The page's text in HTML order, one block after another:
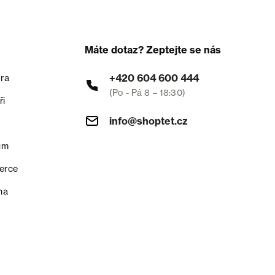
Máte dotaz? Zeptejte se nás
+420 604 600 444
(Po - Pá 8 – 18:30)
info@shoptet.cz